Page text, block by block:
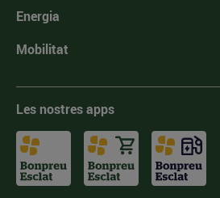
Energia
Mobilitat
Les nostres apps